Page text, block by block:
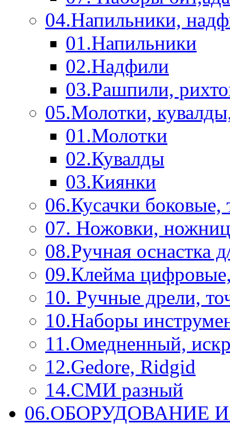
04.Напильники,
01.Напильники
02.Надфили
03.Рашпили,
05.Молотки,
01.Молотки
02.Кувалды
03.Киянки
06.Кусачки боковые,
07. Ножовки,
08.Ручная оснастка
09.Клейма
10. Ручные дрели,
10.Наборы
11.Омедненный,
12.Gedore, Ridgid
14.СМИ разный
06.ОБОРУДОВАНИЕ